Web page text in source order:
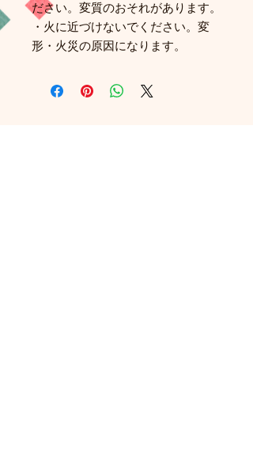
ださい。変質のおそれがあります。
・火に近づけないでください。変
形・火災の原因になります。